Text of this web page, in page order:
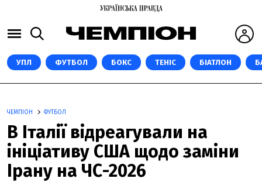
УПЛ ФУТБОЛ БОКС ТЕНІС БІАТЛОН
ЧЕМПІОН ФУТБОЛ
В Італії відреагували на
ініціативу США щодо заміни
Ірану на ЧС-2026